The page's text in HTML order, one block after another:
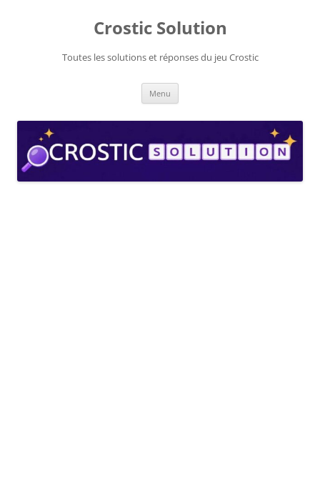
Crostic Solution
Toutes les solutions et réponses du jeu Crostic
Menu